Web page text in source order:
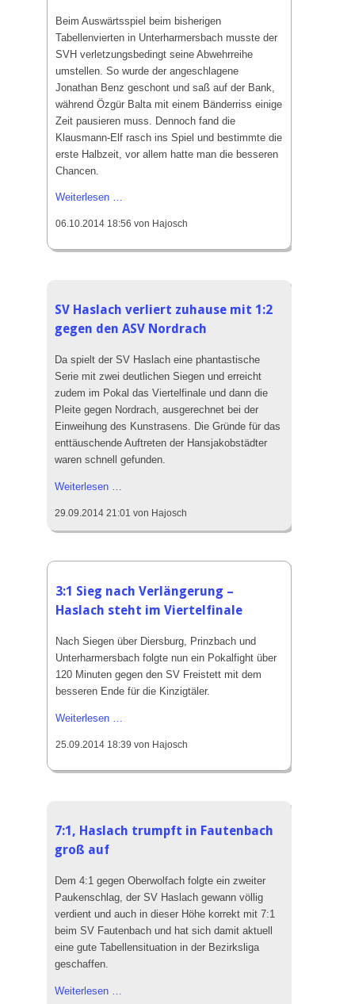
Beim Auswärtsspiel beim bisherigen
Tabellenvierten in Unterharmersbach musste der
SVH verletzungsbedingt seine Abwehrreihe
umstellen. So wurde der angeschlagene
Jonathan Benz geschont und saß auf der Bank,
während Özgür Balta mit einem Bänderriss einige
Zeit pausieren muss. Dennoch fand die
Klausmann-Elf rasch ins Spiel und bestimmte die
erste Halbzeit, vor allem hatte man die besseren
Chancen.
Weiterlesen …
Haslach
trennen
06.10.2014 18:56 von Hajosch
SV Haslach verliert zuhause mit 1:2
gegen den ASV Nordrach
Da spielt der SV Haslach eine phantastische
Serie mit zwei deutlichen Siegen und erreicht
zudem im Pokal das Viertelfinale und dann die
Pleite gegen Nordrach, ausgerechnet bei der
Einweihung des Kunstrasens. Die Gründe für das
enttäuschende Auftreten der Hansjakobstädter
waren schnell gefunden.
Weiterlesen …
verliert
zuhause
gegen
den
Nordrach
29.09.2014 21:01 von Hajosch
3:1 Sieg nach Verlängerung –
Haslach steht im Viertelfinale
Nach Siegen über Diersburg, Prinzbach und
Unterharmersbach folgte nun ein Pokalfight über
120 Minuten gegen den SV Freistett mit dem
besseren Ende für die Kinzigtäler.
Weiterlesen …
nach
Verlängerung
im
25.09.2014 18:39 von Hajosch
7:1, Haslach trumpft in Fautenbach
groß auf
Dem 4:1 gegen Oberwolfach folgte ein zweiter
Paukenschlag, der SV Haslach gewann völlig
verdient und auch in dieser Höhe korrekt mit 7:1
beim SV Fautenbach und hat sich damit aktuell
eine gute Tabellensituation in der Bezirksliga
geschaffen.
Weiterlesen …